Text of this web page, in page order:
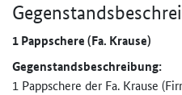
1 Pappschere (Fa. Krause)
Gegenstandsbeschreibung:
1 Pappschere der Fa. Krause